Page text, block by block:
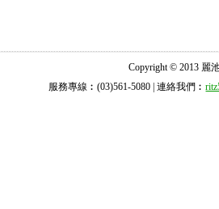
Copyright © 2013 麗
服務專線︰(03)561-5080 | 連絡我們︰